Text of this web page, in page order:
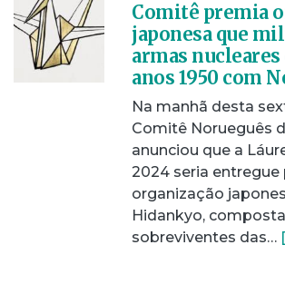
Comitê premia
japonesa que
armas nucleares
anos 1950 com
Na manhã desta
Comitê Norueguês
anunciou que a
2024 seria entregue
organização
Hidankyo,
sobreviventes das…